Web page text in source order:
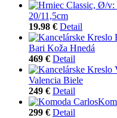
20/11,5cm
19.98 € Detail
Bari Koža Hnedá
469 € Detail
Valencia Biele
249 € Detail
299 € Detail